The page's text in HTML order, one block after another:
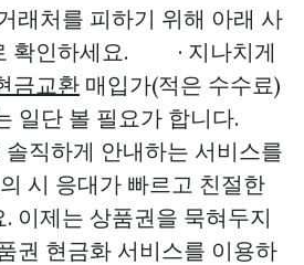
래처를 피하기 위해 아래 사
확인하세요. · 지나치게
금교환 매입가(적은 수수료)
일단 볼 필요가 합니다.
솔직하게 안내하는 서비스를
응대가 빠르고 친절한
이제는 상품권을 묵혀두지
권 현금화 서비스를 이용하